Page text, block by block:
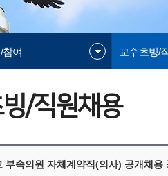
참여 교수초빙/
/직원채용
부속의원 자체계약직(의사) 공개채용